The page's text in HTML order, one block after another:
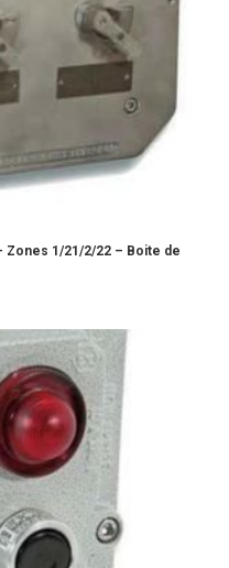
Zones 1/21/2/22 – Boite de